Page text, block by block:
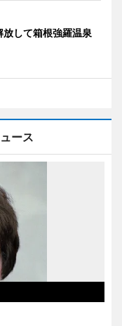
して箱根強羅温泉
ース